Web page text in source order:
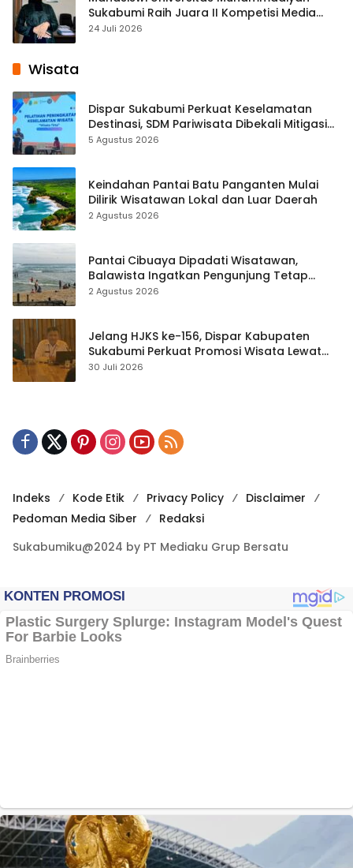
Sukabumi Raih Juara II Kompetisi Media
Pembelajaran Digital Tingkat Internasional
24 Juli 2026
Wisata
Dispar Sukabumi Perkuat Keselamatan
Destinasi, SDM Pariwisata Dibekali Mitigasi
hingga Teknik Evakuasi
5 Agustus 2026
Keindahan Pantai Batu Panganten Mulai
Dilirik Wisatawan Lokal dan Luar Daerah
2 Agustus 2026
Pantai Cibuaya Dipadati Wisatawan,
Balawista Ingatkan Pengunjung Tetap
Waspada
2 Agustus 2026
Jelang HJKS ke-156, Dispar Kabupaten
Sukabumi Perkuat Promosi Wisata Lewat
Publikasi Digital
30 Juli 2026
Indeks Kode Etik Privacy Policy
Disclaimer
Pedoman Media Siber
Redaksi
Sukabumiku@2024 by PT Mediaku Grup Bersatu